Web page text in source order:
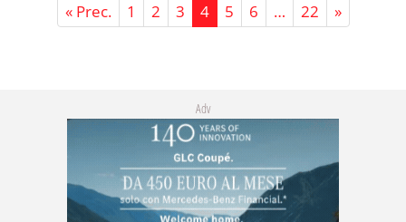
« Prec. 1 2 3 4 5 6 … 22 »
Adv